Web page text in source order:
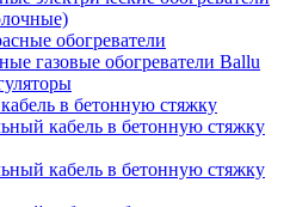
обогреватели
газовые обогреватели Ballu
в бетонную стяжку
кабель в бетонную стяжку
кабель в бетонную стяжку